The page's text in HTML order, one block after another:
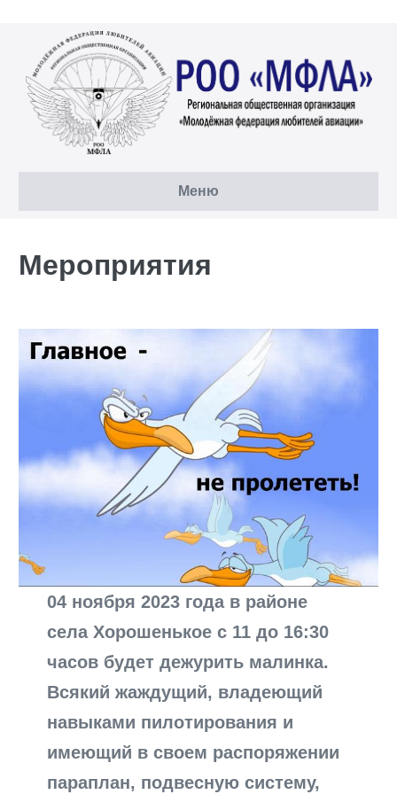
содержимому
Меню
Мероприятия
04 ноября 2023 года в районе
села Хорошенькое с 11 до 16:30
часов будет дежурить малинка.
Всякий жаждущий, владеющий
навыками пилотирования и
имеющий в своем распоряжении
параплан, подвесную систему,